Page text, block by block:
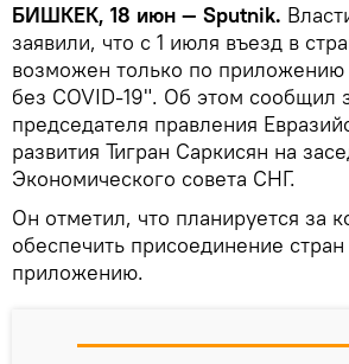
БИШКЕК, 18 июн — Sputnik.
заявили, что с 1 июля въезд в
возможен только по
без COVID-19". Об этом сообщил
председателя правления
развития Тигран Саркисян на
Экономического совета СНГ.
Он отметил, что планируется за
обеспечить присоединение
приложению.